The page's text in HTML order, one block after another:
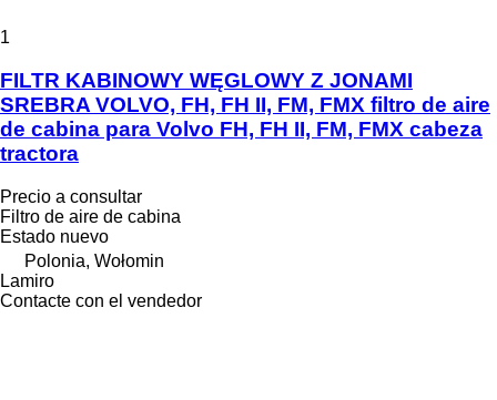
1
FILTR KABINOWY WĘGLOWY Z JONAMI
SREBRA VOLVO, FH, FH II, FM, FMX filtro de aire
de cabina para Volvo FH, FH II, FM, FMX cabeza
tractora
Precio a consultar
Filtro de aire de cabina
Estado nuevo
Polonia, Wołomin
Lamiro
Contacte con el vendedor